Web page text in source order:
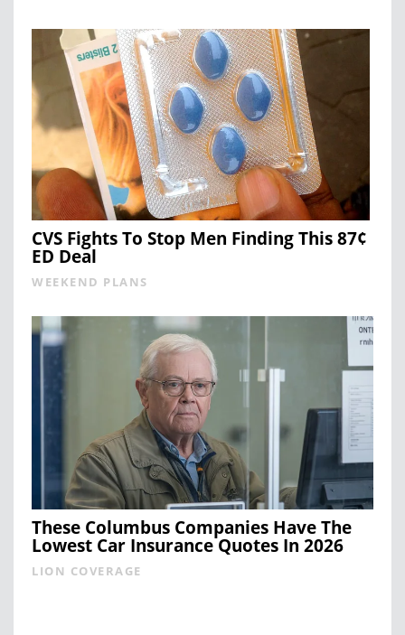
CVS Fights To Stop Men Finding This 87¢
ED Deal
WEEKEND PLANS
These Columbus Companies Have The
Lowest Car Insurance Quotes In 2026
LION COVERAGE